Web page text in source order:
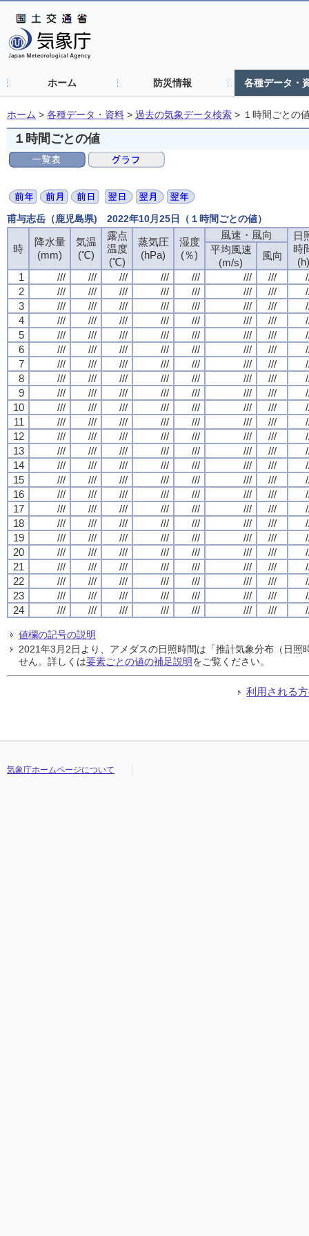
ホーム 防災情報 各種データ・
ホーム > 各種データ・資料 > 過去の気象データ検索 > １時間ごとの
１時間ごとの値
甫与志岳（鹿児島県) 2022年10月25日（１時間ごとの値）
時
降水量
(mm)
気温
(℃)
露点
温度
(℃)
蒸気圧
(hPa)
湿度
(％)
風速・風向
日
時
(h)
平均風速
(m/s)
風向
1
/// /// /// /// /// /// ///
2
/// /// /// /// /// /// ///
3
/// /// /// /// /// /// ///
4
/// /// /// /// /// /// ///
5
/// /// /// /// /// /// ///
6
/// /// /// /// /// /// ///
7
/// /// /// /// /// /// ///
8
/// /// /// /// /// /// ///
9
/// /// /// /// /// /// ///
10
/// /// /// /// /// /// ///
11
/// /// /// /// /// /// ///
12
/// /// /// /// /// /// ///
13
/// /// /// /// /// /// ///
14
/// /// /// /// /// /// ///
15
/// /// /// /// /// /// ///
16
/// /// /// /// /// /// ///
17
/// /// /// /// /// /// ///
18
/// /// /// /// /// /// ///
19
/// /// /// /// /// /// ///
20
/// /// /// /// /// /// ///
21
/// /// /// /// /// /// ///
22
/// /// /// /// /// /// ///
23
/// /// /// /// /// /// ///
24
/// /// /// /// /// /// ///
値欄の記号の説明
2021年3月2日より、アメダスの日照時間は「推計気象分布（日
せん。詳しくは要素ごとの値の補足説明をご覧ください。
利用される
気象庁ホームページについて